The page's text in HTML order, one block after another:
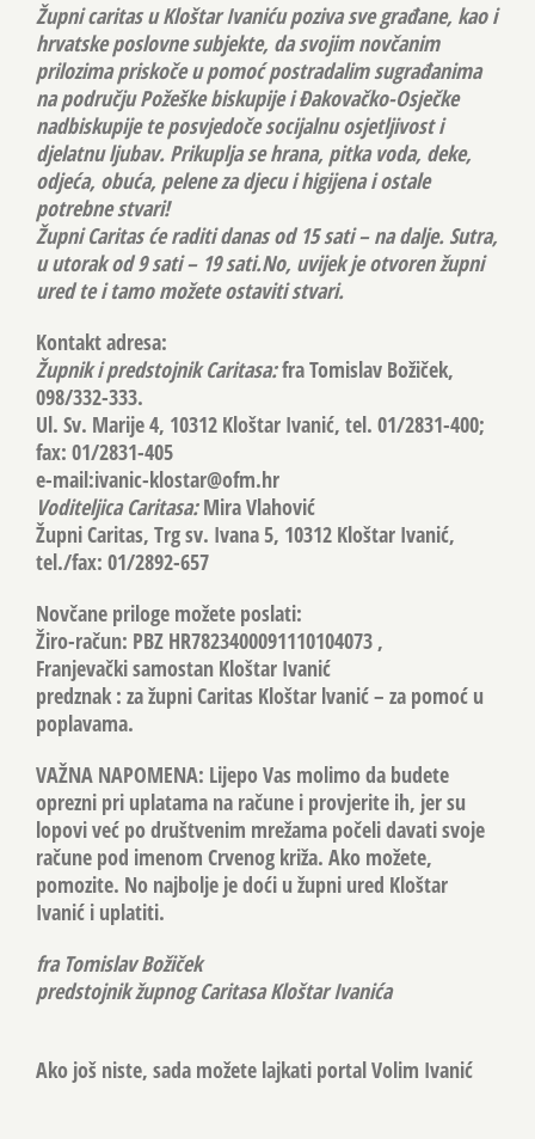
Župni caritas u Kloštar Ivaniću poziva sve građane, kao i
hrvatske poslovne subjekte, da svojim novčanim
prilozima priskoče u pomoć postradalim sugrađanima
na području Požeške biskupije i Đakovačko-Osječke
nadbiskupije te posvjedoče socijalnu osjetljivost i
djelatnu ljubav. Prikuplja se hrana, pitka voda, deke,
odjeća, obuća, pelene za djecu i higijena i ostale
potrebne stvari!
Župni Caritas će raditi danas od 15 sati – na dalje. Sutra,
u utorak od 9 sati – 19 sati.No, uvijek je otvoren župni
ured te i tamo možete ostaviti stvari.
Kontakt adresa:
Župnik i predstojnik Caritasa:fraTomislav Božiček,
098/332-333.
Ul. Sv. Marije 4, 10312 Kloštar Ivanić, tel. 01/2831-400;
fax: 01/2831-405
e-mail:ivanic-klostar@ofm.hr
Voditeljica Caritasa: Mira Vlahović
Župni Caritas, Trg sv. Ivana 5, 10312 Kloštar Ivanić,
tel./fax: 01/2892-657
Novčane priloge možete poslati:
Žiro-račun: PBZ HR7823400091110104073 ,
Franjevački samostan Kloštar Ivanić
predznak : za župni Caritas Kloštar lvanić – za pomoć u
poplavama.
VAŽNA NAPOMENA: Lijepo Vas molimo da budete
oprezni pri uplatama na račune i provjerite ih, jer su
lopovi već po društvenim mrežama počeli davati svoje
račune pod imenom Crvenog križa. Ako možete,
pomozite. No najbolje je doći u župni ured Kloštar
Ivanić i uplatiti.
fra Tomislav Božiček
predstojnik župnog Caritasa Kloštar Ivanića
Ako još niste, sada možete lajkati portal Volim Ivanić